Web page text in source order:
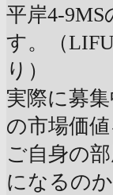
平岸4-
す。（
り）
実際に募
の市場価
ご自身の
になるの